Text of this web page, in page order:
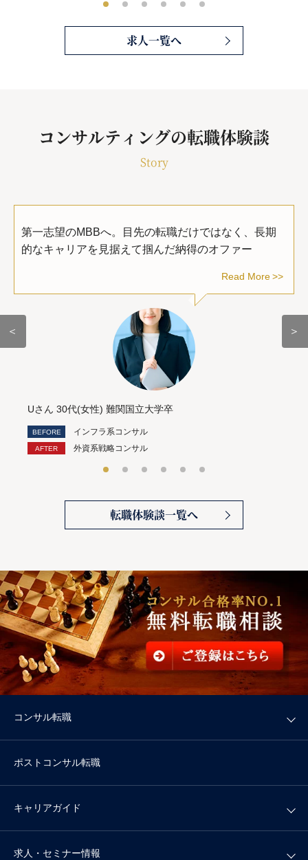
求人一覧へ
コンサルティングの転職体験談
Story
＜
第一志望のMBBへ。目先の転職だけではなく、長期
的なキャリアを見据えて掴んだ納得のオファー
Read More
Uさん 30代(女性) 難関国立大学卒
インフラ系コンサル
外資系戦略コンサル
＞
転職体験談一覧へ
コンサル転職
ポストコンサル転職
キャリアガイド
求人・セミナー情報